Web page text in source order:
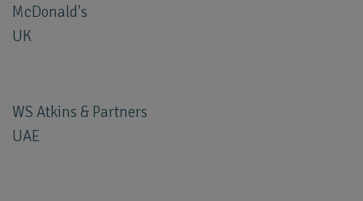
McDonald's
UK
WS Atkins & Partners
UAE